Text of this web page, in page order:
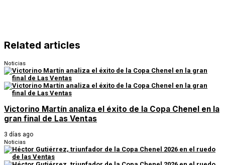
Related articles
Noticias
Victorino Martín analiza el éxito de la Copa Chenel en la
gran final de Las Ventas
3 días ago
Noticias